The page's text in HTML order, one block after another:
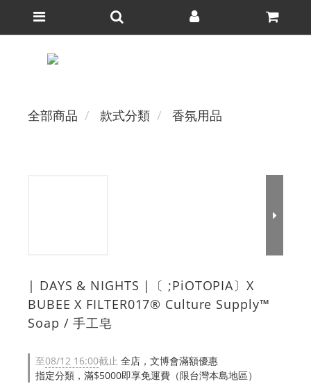
全部商品 款式分類 香氛用品
| DAYS & NIGHTS |〔 ;PiOTOPIA〕X
BUBEE X FILTER017® Culture Supply™
Soap / 手工皂
至08/12 16:00截止 全店，文博會滿額優惠
指定分類，滿$5000即享免運費（限台灣本島地區）